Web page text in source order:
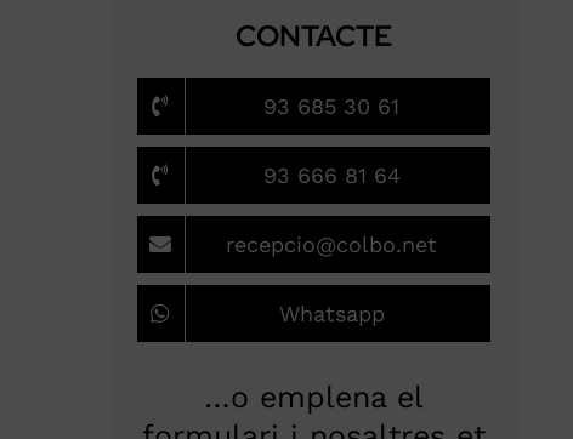
CONTACTE
93 685 30 61
93 666 81 64
recepcio@colbo.net
Whatsapp
…o emplena el